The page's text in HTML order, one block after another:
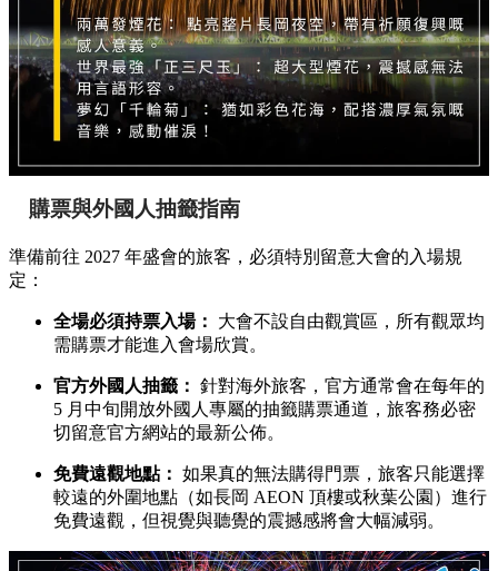
購票與外國人抽籤指南
準備前往 2027 年盛會的旅客，必須特別留意大會的入場規
定：
全場必須持票入場：
大會不設自由觀賞區，所有觀眾均
需購票才能進入會場欣賞。
官方外國人抽籤： 針對海外旅客，官方通常會在每年的
5 月中旬開放外國人專屬的抽籤購票通道，旅客務必密
切留意官方網站的最新公佈。
免費遠觀地點： 如果真的無法購得門票，旅客只能選擇
較遠的外圍地點（如長岡 AEON 頂樓或秋葉公園）進行
免費遠觀，但視覺與聽覺的震撼感將會大幅減弱。